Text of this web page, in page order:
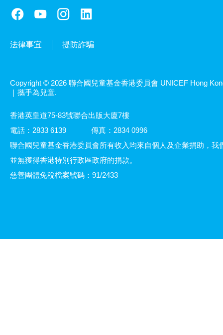
法律事宜 提防詐騙
Copyright © 2026 聯合國兒童基金香港委員會 UNICEF Hong
｜攜手為兒童.
香港英皇道75-83號聯合出版大廈7樓
電話：2833 6139
傳真：2834 0996
聯合國兒童基金香港委員會所有收入均來自個人及企業捐助，我
並無獲得香港特別行政區政府的捐款。
慈善團體免稅檔案號碼：91/2433